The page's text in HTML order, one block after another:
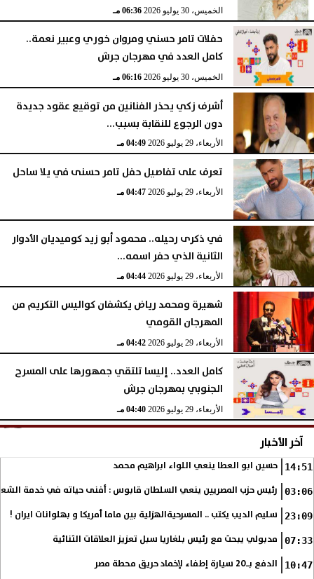
الخميس، 30 يوليو 2026 06:36 مـ
حفلات تامر حسني ومروان خوري وعبير نعمة..
كامل العدد في مهرجان جرش
الخميس، 30 يوليو 2026 06:16 مـ
أشرف زكي يحذر الفنانين من توقيع عقود جديدة
دون الرجوع للنقابة بسبب...
الأربعاء، 29 يوليو 2026 04:49 مـ
تعرف على تفاصيل حفل تامر حسنى في يلا ساحل
الأربعاء، 29 يوليو 2026 04:47 مـ
في ذكرى رحيله.. محمود أبو زيد كوميديان الأدوار
الثانية الذي حفر اسمه...
الأربعاء، 29 يوليو 2026 04:44 مـ
شهيرة ومحمد رياض يكشفان كواليس التكريم من
المهرجان القومي
الأربعاء، 29 يوليو 2026 04:42 مـ
كامل العدد.. إليسا تلتقي جمهورها على المسرح
الجنوبي بمهرجان جرش
الأربعاء، 29 يوليو 2026 04:40 مـ
آخر الأخبار
14:51 حسين ابو العطا ينعي اللواء ابراهيم محمد
03:06 رئيس حزب المصريين ينعي السلطان قابوس : أفنى حياته في خدمة
23:09 سليم الديب يكتب .. المسرحيةالهزلية بين ماما أمريكا و بهلوانات ايران !
07:33 مدبولي يبحث مع رئيس بلغاريا سبل تعزيز العلاقات الثنائية
10:47 الدفع بـ20 سيارة إطفاء لإخماد حريق محطة مصر